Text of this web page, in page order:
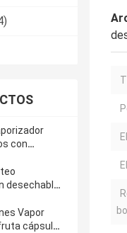
con
desechable
Vapor
cápsula